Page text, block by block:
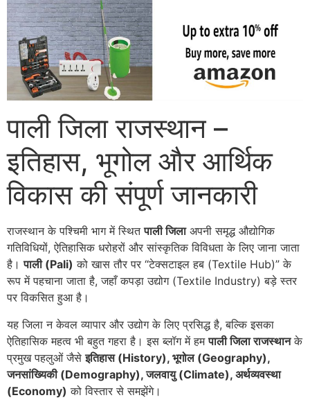
पाली जिला राजस्थान –
इतिहास, भूगोल और आर्थिक
विकास की संपूर्ण जानकारी
राजस्थान के पश्चिमी भाग में स्थितपाली जिलाअपनी समृद्ध औद्योगिक
गतिविधियों, ऐतिहासिक धरोहरों और सांस्कृतिक विविधता के लिए जाना जाता
है।पाली (Pali) को खास तौर पर “टेक्सटाइल हब (Textile Hub)” के
रूप में पहचाना जाता है, जहाँ कपड़ा उद्योग (Textile Industry) बड़े स्तर
पर विकसित हुआ है।
यह जिला न केवल व्यापार और उद्योग के लिए प्रसिद्ध है, बल्कि इसका
ऐतिहासिक महत्व भी बहुत गहरा है। इस ब्लॉग में हमपाली जिला राजस्थानके
प्रमुख पहलुओं जैसेइतिहास (History), भूगोल (Geography),
जनसांख्यिकी (Demography), जलवायु (Climate), अर्थव्यवस्था
(Economy) को विस्तार से समझेंगे।